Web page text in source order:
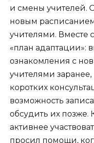
и смены учителей.
новым
учителями. Вместе
«план адаптации»:
ознакомления с
учителями
коротких
возможность
обсудить их позже.
активнее
просил помощи,